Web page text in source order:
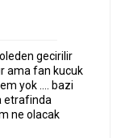
gecirilir
ama fan kucuk
yok …. bazi
etrafinda
ne olacak